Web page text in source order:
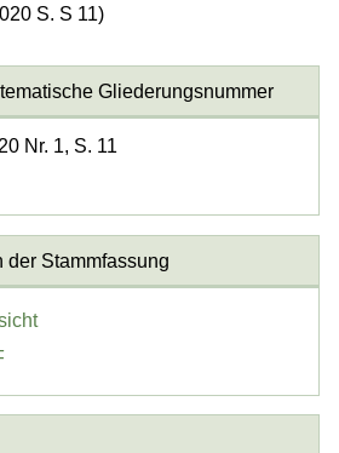
S. S 11)
Gliederungsnummer
Nr. 1, S. 11
der Stammfassung